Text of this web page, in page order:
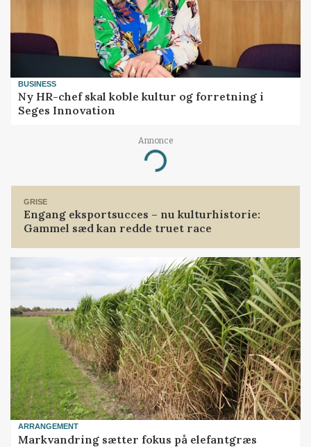
BUSINESS
Ny HR-chef skal koble kultur og forretning i
Seges Innovation
Annonce
Loading...
GRISE
Engang eksportsucces – nu kulturhistorie:
Gammel sæd kan redde truet race
ARRANGEMENT
Markvandring sætter fokus på elefantgræs